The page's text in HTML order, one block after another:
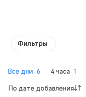
Фильтры
Все дни 6 4 часа 1
По дате добавления